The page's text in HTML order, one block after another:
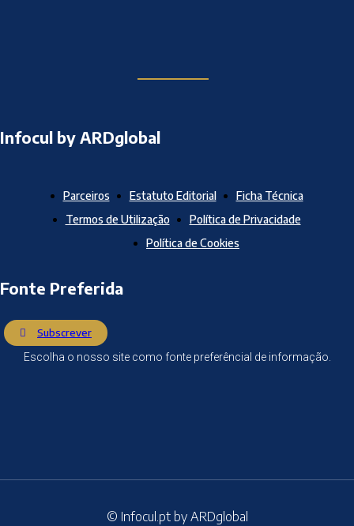
Infocul by ARDglobal
Parceiros Estatuto Editorial
Ficha Técnica
Termos de Utilização
Política de Privacidade
Política de Cookies
Fonte Preferida
Subscrever
Escolha o nosso site como fonte preferêncial de informação.
© Infocul.pt by ARDglobal